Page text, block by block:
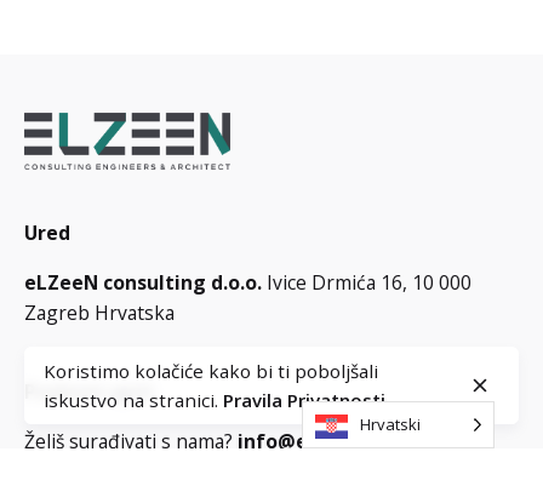
Ured
eLZeeN consulting d.o.o. Ivice Drmića 16, 10 000
Zagreb Hrvatska
Poslovni upiti
Želiš surađivati s nama? info@elzeen.com
Koristimo kolačiće kako bi ti poboljšali
iskustvo na stranici. Pravila Privatnosti
Hrvatski